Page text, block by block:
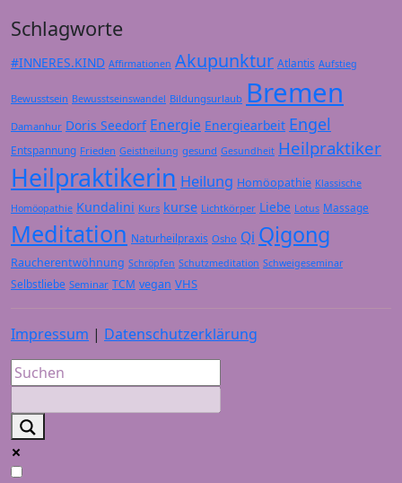
Schlagworte
#INNERES.KIND Affirmationen Akupunktur Atlantis Aufstieg
Bewusstsein Bewusstseinswandel Bildungsurlaub Bremen
Damanhur Doris Seedorf Energie Energiearbeit Engel
Entspannung Frieden Geistheilung gesund Gesundheit Heilpraktiker
Heilpraktikerin Heilung Homöopathie Klassische
Homöopathie Kundalini Kurs kurse Lichtkörper Liebe Lotus Massage
Meditation Naturheilpraxis Osho Qi Qigong
Raucherentwöhnung Schröpfen Schutzmeditation Schweigeseminar
Selbstliebe Seminar TCM vegan VHS
Impressum | Datenschutzerklärung